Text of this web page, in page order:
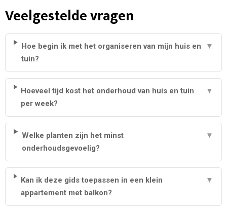
Veelgestelde vragen
Hoe begin ik met het organiseren van mijn huis en
tuin?
▼
Hoeveel tijd kost het onderhoud van huis en tuin
per week?
▼
Welke planten zijn het minst
onderhoudsgevoelig?
▼
Kan ik deze gids toepassen in een klein
appartement met balkon?
▼